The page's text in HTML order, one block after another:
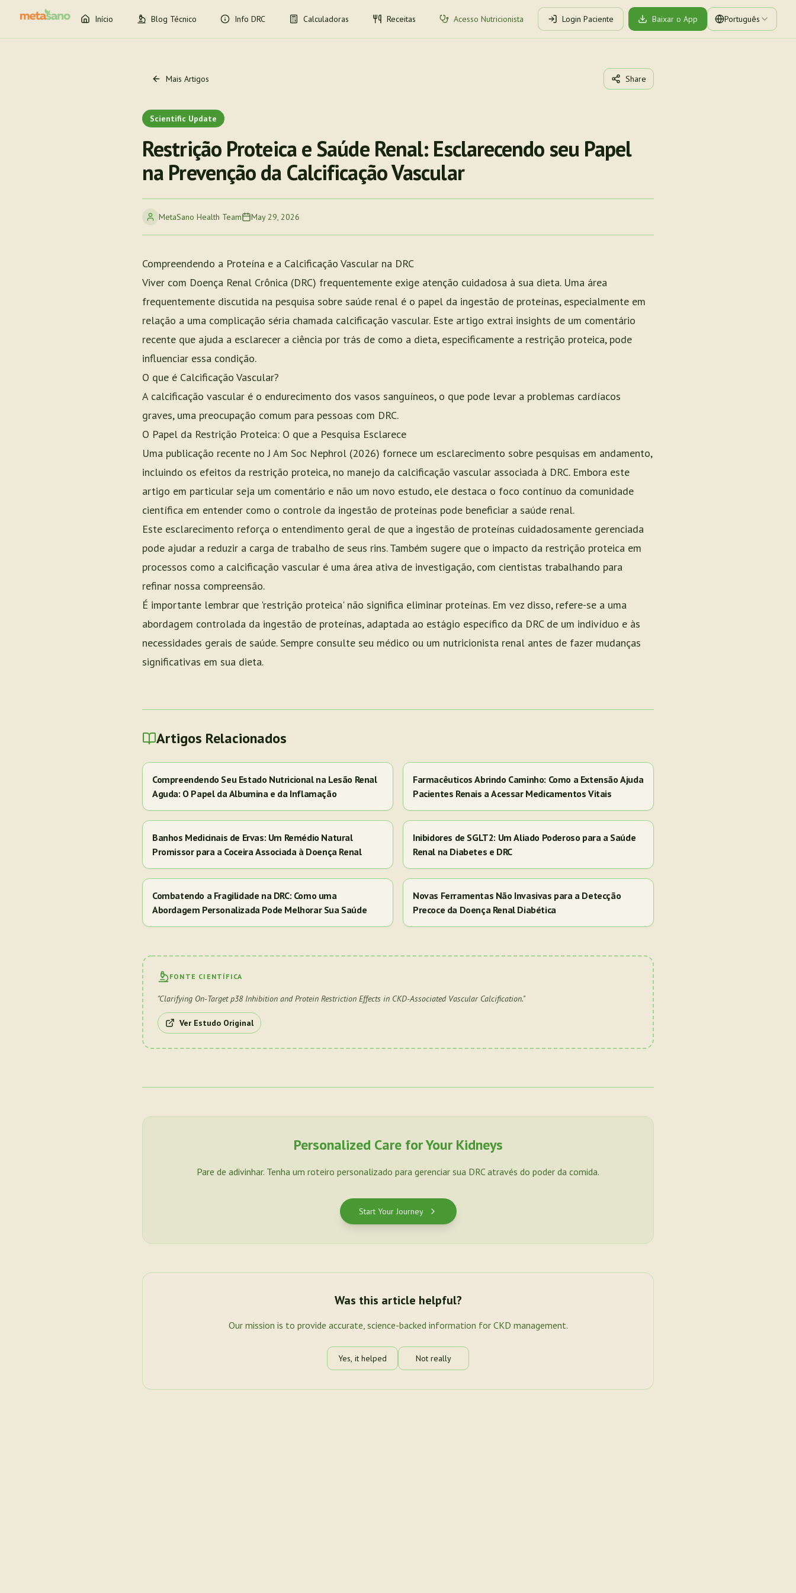
Início Blog Técnico Info DRC Calculadoras Receitas Acesso Nutricionista Login Paciente Baixar o App Português
Mais Artigos Share
Scientific Update
Restrição Proteica e Saúde Renal: Esclarecendo seu Papel
na Prevenção da Calcificação Vascular
MetaSano Health Team May 29, 2026
Compreendendo a Proteína e a Calcificação Vascular na DRC
Viver com Doença Renal Crônica (DRC) frequentemente exige atenção cuidadosa à sua dieta. Uma área
frequentemente discutida na pesquisa sobre saúde renal é o papel da ingestão de proteínas, especialmente em
relação a uma complicação séria chamada calcificação vascular. Este artigo extrai insights de um comentário
recente que ajuda a esclarecer a ciência por trás de como a dieta, especificamente a restrição proteica, pode
influenciar essa condição.
O que é Calcificação Vascular?
A calcificação vascular é o endurecimento dos vasos sanguíneos, o que pode levar a problemas cardíacos
graves, uma preocupação comum para pessoas com DRC.
O Papel da Restrição Proteica: O que a Pesquisa Esclarece
Uma publicação recente no J Am Soc Nephrol (2026) fornece um esclarecimento sobre pesquisas em andamento,
incluindo os efeitos da restrição proteica, no manejo da calcificação vascular associada à DRC. Embora este
artigo em particular seja um comentário e não um novo estudo, ele destaca o foco contínuo da comunidade
científica em entender como o controle da ingestão de proteínas pode beneficiar a saúde renal.
Este esclarecimento reforça o entendimento geral de que a ingestão de proteínas cuidadosamente gerenciada
pode ajudar a reduzir a carga de trabalho de seus rins. Também sugere que o impacto da restrição proteica em
processos como a calcificação vascular é uma área ativa de investigação, com cientistas trabalhando para
refinar nossa compreensão.
É importante lembrar que 'restrição proteica' não significa eliminar proteínas. Em vez disso, refere-se a uma
abordagem controlada da ingestão de proteínas, adaptada ao estágio específico da DRC de um indivíduo e às
necessidades gerais de saúde. Sempre consulte seu médico ou um nutricionista renal antes de fazer mudanças
significativas em sua dieta.
Artigos Relacionados
Compreendendo Seu Estado Nutricional na Lesão Renal
Aguda: O Papel da Albumina e da Inflamação
Farmacêuticos Abrindo Caminho: Como a Extensão Ajuda
Pacientes Renais a Acessar Medicamentos Vitais
Banhos Medicinais de Ervas: Um Remédio Natural
Promissor para a Coceira Associada à Doença Renal
Inibidores de SGLT2: Um Aliado Poderoso para a Saúde
Renal na Diabetes e DRC
Combatendo a Fragilidade na DRC: Como uma
Abordagem Personalizada Pode Melhorar Sua Saúde
Novas Ferramentas Não Invasivas para a Detecção
Precoce da Doença Renal Diabética
FONTE CIENTÍFICA
"Clarifying On-Target p38 Inhibition and Protein Restriction Effects in CKD-Associated Vascular Calcification."
Ver Estudo Original
Personalized Care for Your Kidneys
Pare de adivinhar. Tenha um roteiro personalizado para gerenciar sua DRC através do poder da comida.
Start Your Journey
Was this article helpful?
Our mission is to provide accurate, science-backed information for CKD management.
Yes, it helped Not really